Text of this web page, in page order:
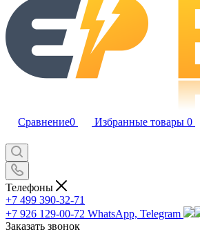
Сравнение0 Избранные товары 0
Телефоны
+7 499 390-32-71
+7 926 129-00-72 WhatsApp, Telegram
Заказать звонок